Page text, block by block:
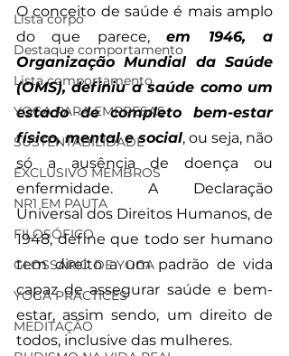
Lista corpo
Destaque comportamento
Lista comportamento
YOGA PARA EMPRESAS
SUSTENTABILIDADE
EXCLUSIVO MEMBROS
NR1 EM PAUTA
FILOSÓFICO
GLOSSÁRIO DE YOGA
YOGA PRACTICES
MEDITAÇÃO
O conceito de saúde é mais amplo
do que parece, em 1946, a
Organização Mundial da Saúde
(OMS), definiu a saúde como um
estado de completo bem-estar
físico, mental e social, ou seja, não
só a ausência de doença ou
enfermidade. A Declaração
Universal dos Direitos Humanos, de
1948, define que todo ser humano
tem direito a um padrão de vida
capaz de assegurar saúde e bem-
estar, assim sendo, um direito de
todos, inclusive das mulheres.